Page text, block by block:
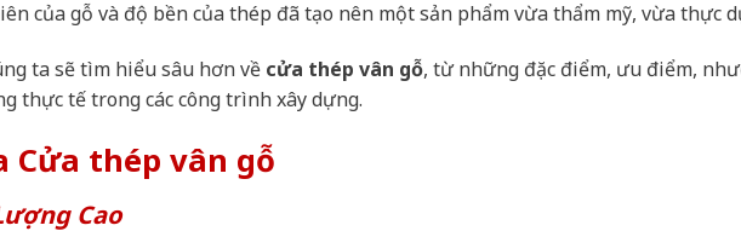
của gỗ và độ bền của thép đã tạo nên một sản phẩm vừa thẩm mỹ, vừa thực
ta sẽ tìm hiểu sâu hơn về cửa thép vân gỗ, từ những đặc điểm, ưu điểm,
thực tế trong các công trình xây dựng.
Cửa thép vân gỗ
Cao